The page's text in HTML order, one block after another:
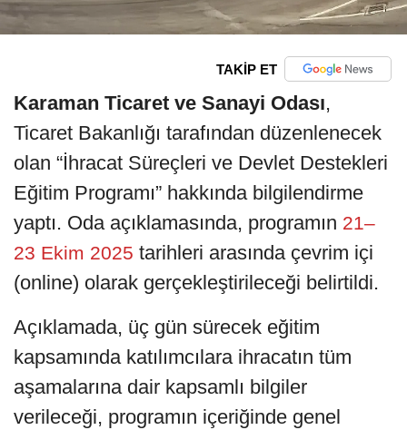
TAKİP ET
Karaman Ticaret ve Sanayi Odası,
Ticaret Bakanlığı tarafından düzenlenecek
olan “İhracat Süreçleri ve Devlet Destekleri
Eğitim Programı” hakkında bilgilendirme
yaptı. Oda açıklamasında, programın 21–
23 Ekim 2025 tarihleri arasında çevrim içi
(online) olarak gerçekleştirileceği belirtildi.
Açıklamada, üç gün sürecek eğitim
kapsamında katılımcılara ihracatın tüm
aşamalarına dair kapsamlı bilgiler
verileceği, programın içeriğinde genel